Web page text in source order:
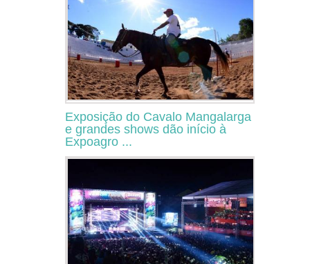
Exposição do Cavalo Mangalarga
e grandes shows dão início à
Expoagro ...